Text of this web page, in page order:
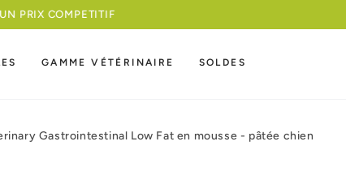
PRIX COMPETITIF
GAMME VÉTÉRINAIRE SOLDES
Gastrointestinal Low Fat en mousse - pâtée chien